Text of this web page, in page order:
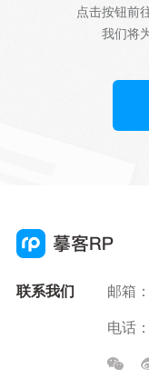
点击按钮前
我们将
联系我们 邮箱：
电话